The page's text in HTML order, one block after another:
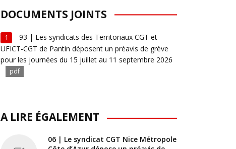
DOCUMENTS JOINTS
1
93 | Les syndicats des Territoriaux CGT et
UFICT-CGT de Pantin déposent un préavis de grève
pour les journées du 15 juillet au 11 septembre 2026
pdf
A LIRE ÉGALEMENT
06 | Le syndicat CGT Nice Métropole